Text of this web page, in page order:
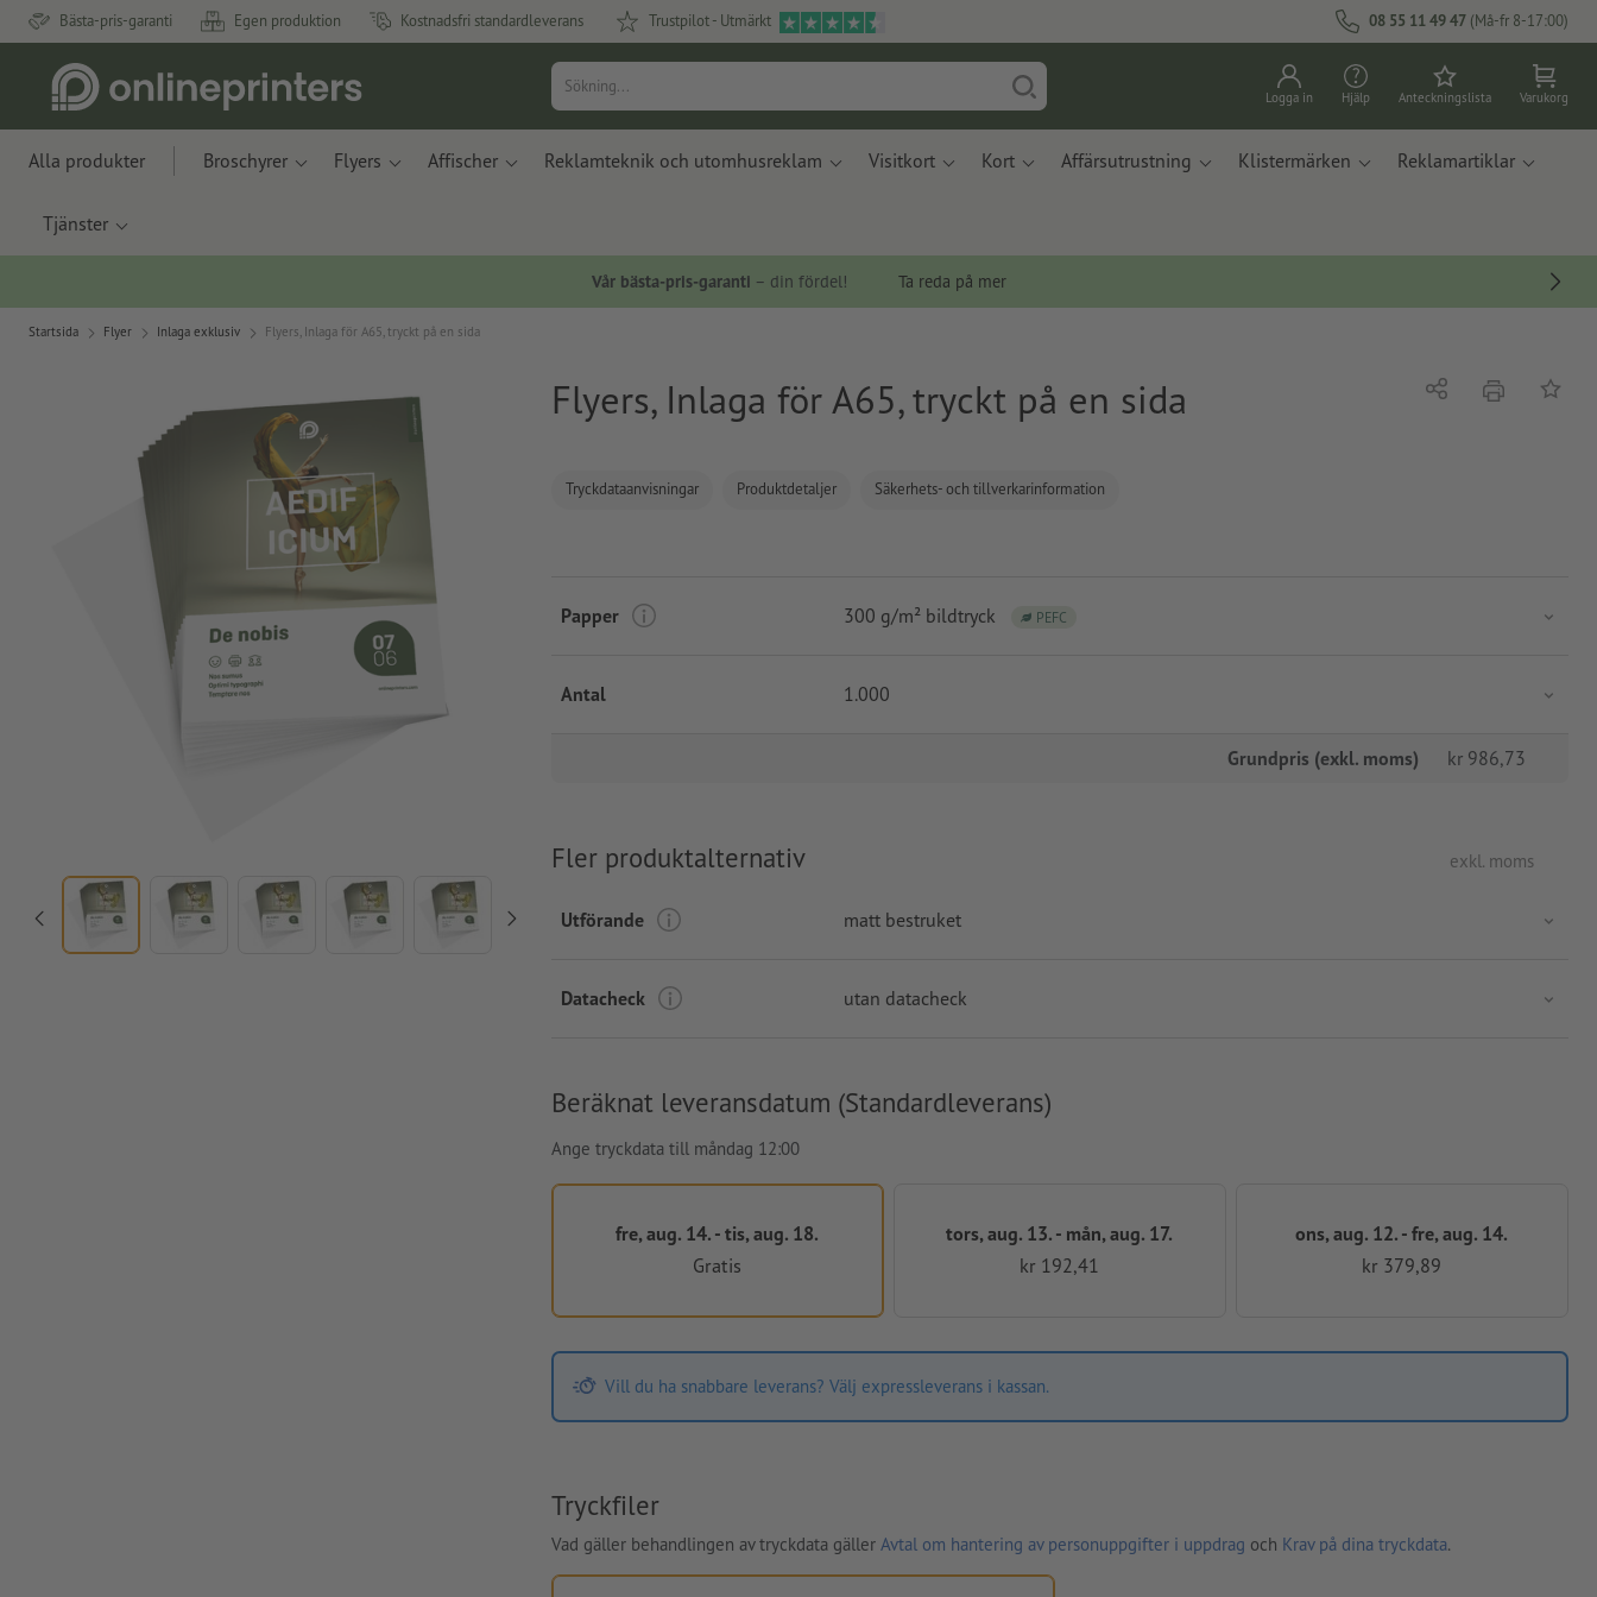
Bästa-pris-garanti Egen produktion Kostnadsfri standardleverans Trustpilot - Utmärkt 08 55 11 49 47 (Må-fr 8-17:00)
Logga in Hjälp Anteckningslista Varukorg
Alla produkter Broschyrer Flyers Affischer Reklamteknik och utomhusreklam Visitkort Kort Affärsutrustning Klistermärken Reklamartiklar
Tjänster
Vår bästa-pris-garanti – din fördel! Ta reda på mer
Startsida Flyer Inlaga exklusiv Flyers, Inlaga för A65, tryckt på en sida
Flyers, Inlaga för A65, tryckt på en sida
Tryckdataanvisningar Produktdetaljer Säkerhets- och tillverkarinformation
Dela erbjudande
På
Papper 300 g/m² bildtryck PEFC
Antal 1.000
Grundpris (exkl. moms) kr 986,73
Fler produktalternativ exkl. moms
Utförande matt bestruket
Datacheck utan datacheck
Beräknat leveransdatum (Standardleverans)
Ange tryckdata till måndag 12:00
fre, aug. 14. - tis, aug. 18.
Gratis
tors, aug. 13. - mån, aug. 17.
kr 192,41
ons, aug. 12. - fre, aug. 14.
kr 379,89
Vill du ha snabbare leverans? Välj expressleverans i kassan.
Tryckfiler
Vad gäller behandlingen av tryckdata gäller Avtal om hantering av personuppgifter i uppdrag och Krav på dina tryckdata.